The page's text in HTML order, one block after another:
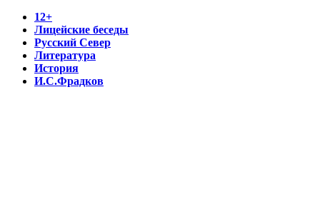
12+
Лицейские беседы
Русский Север
Литература
История
И.С.Фрадков